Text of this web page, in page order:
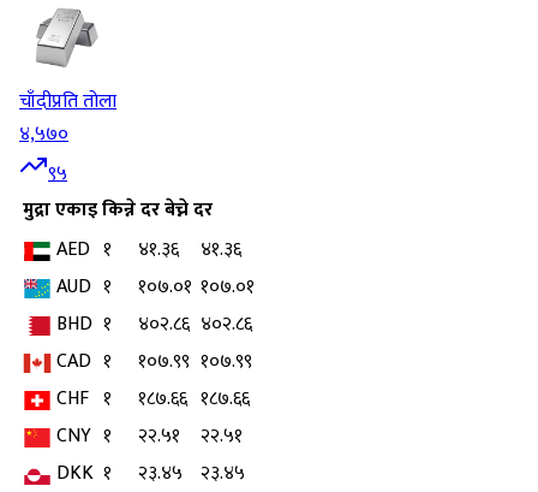
चाँदीप्रति तोला
४,५७०
९५
मुद्राएकाइकिन्ने दरबेच्ने दर
AED १ ४१.३६
४१.३६
AUD १ १०७.०१ १०७.०१
BHD १ ४०२.८६ ४०२.८६
CAD १ १०७.९९ १०७.९९
CHF १ १८७.६६ १८७.६६
CNY १ २२.५१
२२.५१
DKK १ २३.४५
२३.४५